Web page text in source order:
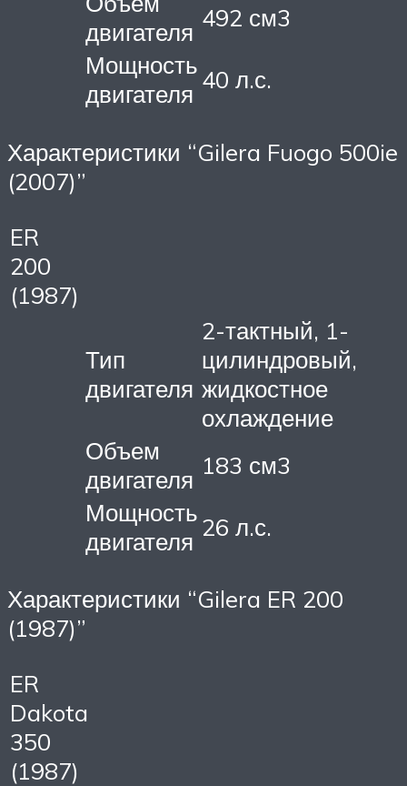
двигателя 492 см3
Мощность
двигателя 40 л.с.
Характеристики “Gilera Fuogo 500ie
(2007)”
ER
200
(1987)
Тип
двигателя
2-тактный, 1-
цилиндровый,
жидкостное
охлаждение
Объем
двигателя 183 см3
Мощность
двигателя 26 л.с.
Характеристики “Gilera ER 200
(1987)”
ER
Dakota
350
(1987)